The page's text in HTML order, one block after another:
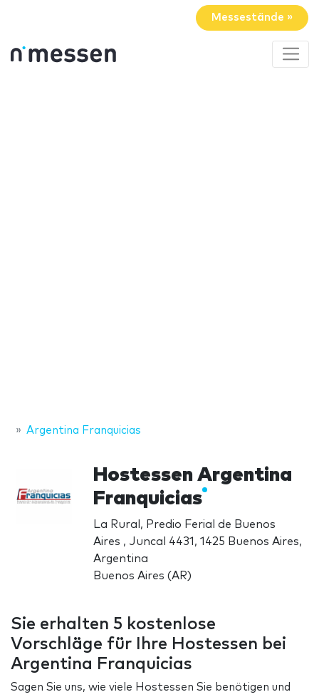
Messestände »
Argentina Franquicias
Hostessen Argentina
Franquicias
La Rural, Predio Ferial de Buenos
Aires , Juncal 4431, 1425 Buenos Aires,
Argentina
Buenos Aires (AR)
Sie erhalten 5 kostenlose
Vorschläge für Ihre Hostessen bei
Argentina Franquicias
Sagen Sie uns, wie viele Hostessen Sie benötigen und